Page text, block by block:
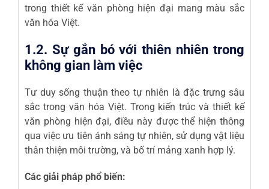
trong thiết kế văn phòng hiện đại mang màu sắc
văn hóa Việt.
1.2. Sự gắn bó với thiên nhiên trong
không gian làm việc
Tư duy sống thuận theo tự nhiên là đặc trưng sâu
sắc trong văn hóa Việt. Trong kiến trúc và thiết kế
văn phòng hiện đại, điều này được thể hiện thông
qua việc ưu tiên ánh sáng tự nhiên, sử dụng vật liệu
thân thiện môi trường, và bố trí mảng xanh hợp lý.
Các giải pháp phổ biến: